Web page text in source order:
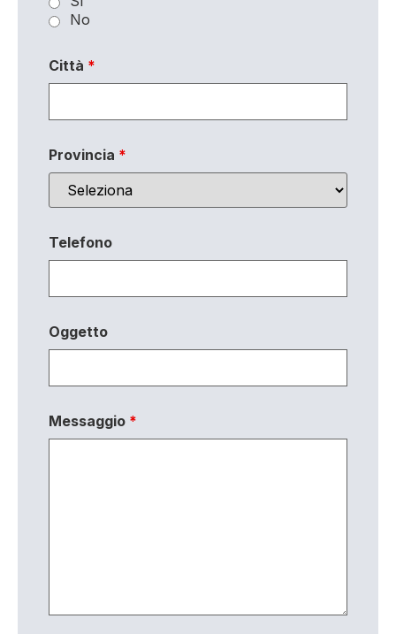
No
Città *
Provincia *
Telefono
Oggetto
Messaggio *